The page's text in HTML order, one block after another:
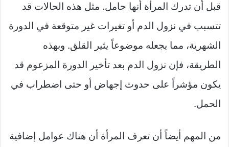
قبل أن تدرك المرأة أنها حامل. مثل هذه الحالات قد
تتسبب في نزول الدم أو تغيرات غير متوقعة في الدورة
الشهرية، مما يجعله موضوعاً يثير القلق. وبهذه
الطريقة، فإن نزول الدم بعد تأخير الدورة المزعوم قد
يكون مؤشراً على حدوث إجهاض أو حتى اضطراب في
الحمل.
من المهم أيضاً أن تعرف المرأة أن هناك عوامل إضافية